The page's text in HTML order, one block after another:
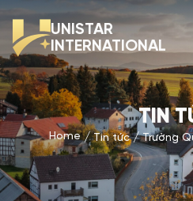
UNISTAR
INTERNATIONAL
TIN
Home Tin tức Trường